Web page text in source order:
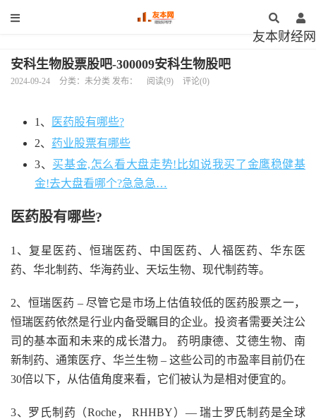
友本财经网
安科生物股票股吧-300009安科生物股吧
2024-09-24 分类：未分类 发布： 阅读(9) 评论(0)
1、
医药股有哪些?
2、 药业股票有哪些
3、 买基金,怎么看大盘走势!比如说我买了金鹰稳健基
金!去大盘看哪个?急急急…
医药股有哪些?
1、复星医药、恒瑞医药、中国医药、人福医药、华东医
药、华北制药、华海药业、天坛生物、现代制药等。
2、恒瑞医药 – 尽管它是市场上估值较低的医药股票之一，
恒瑞医药依然是行业内备受瞩目的企业。投资者需要关注公
司的基本面和未来的成长潜力。 药明康德、艾德生物、南
新制药、通策医疗、华兰生物 – 这些公司的市盈率目前仍在
30倍以下，从估值角度来看，它们被认为是相对便宜的。
3、罗氏制药（Roche， RHHBY）— 瑞士罗氏制药是全球